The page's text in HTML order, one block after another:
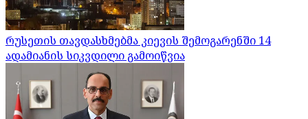
რუსეთის თავდასხმებმა კიევის შემოგარენში 14
ადამიანის სიკვდილი გამოიწვია